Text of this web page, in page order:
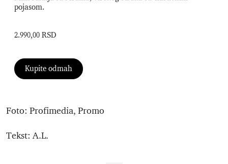
pojasom.
2.990,00 RSD
Kupite odmah
Foto: Profimedia, Promo
Tekst: A.L.